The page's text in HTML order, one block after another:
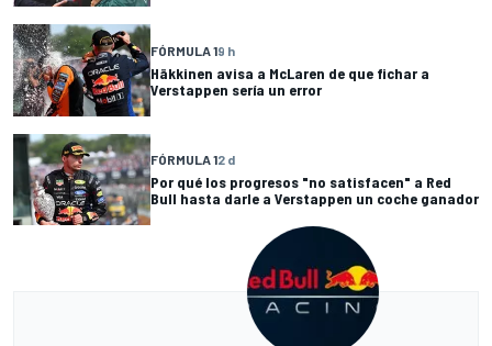
FÓRMULA 19 h
Häkkinen avisa a McLaren de que fichar a
Verstappen sería un error
FÓRMULA 12 d
Por qué los progresos "no satisfacen" a Red
Bull hasta darle a Verstappen un coche ganador